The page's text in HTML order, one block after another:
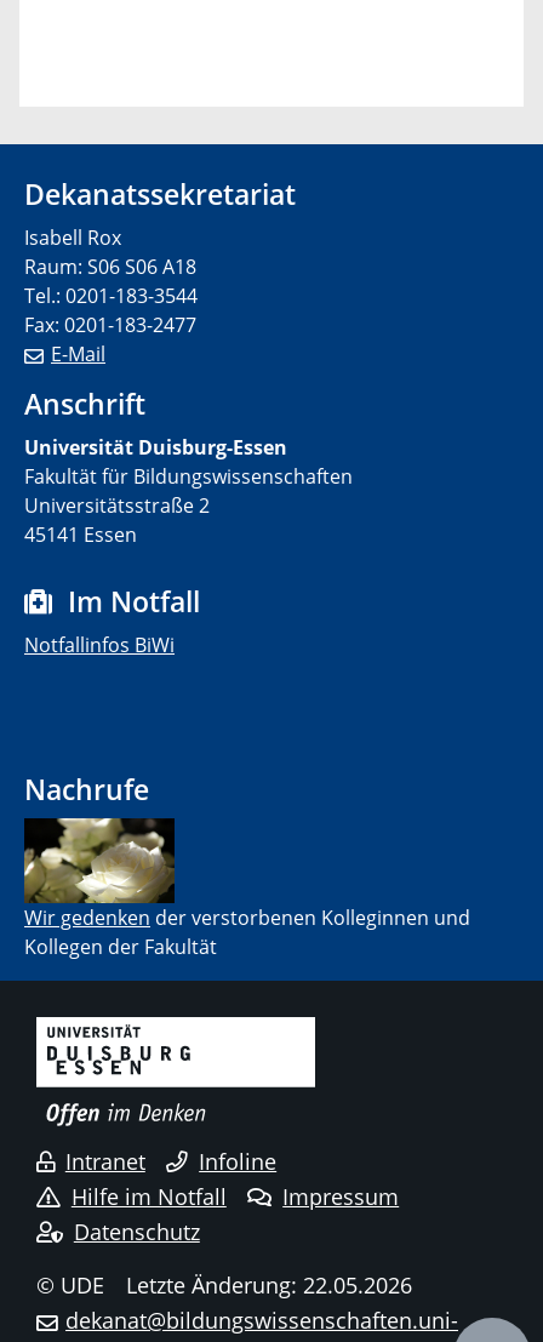
Dekanatssekretariat
Isabell Rox
Raum: S06 S06 A18
Tel.: 0201-183-3544
Fax: 0201-183-2477
E-Mail
Anschrift
Universität Duisburg-Essen
Fakultät für Bildungswissenschaften
Universitätsstraße 2
45141 Essen
Im Notfall
Notfallinfos BiWi
Nachrufe
Wir gedenken der verstorbenen Kolleginnen und
Kollegen der Fakultät
Intranet
Infoline
Hilfe im Notfall
Impressum
Datenschutz
© UDE
Letzte Änderung: 22.05.2026
dekanat@bildungswissenschaften.uni-